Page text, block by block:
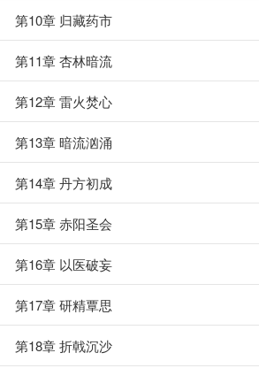
第10章 归藏药市
第11章 杏林暗流
第12章 雷火焚心
第13章 暗流汹涌
第14章 丹方初成
第15章 赤阳圣会
第16章 以医破妄
第17章 研精覃思
第18章 折戟沉沙